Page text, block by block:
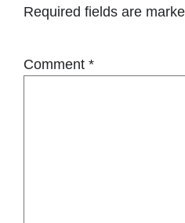
Required fields are
Comment *